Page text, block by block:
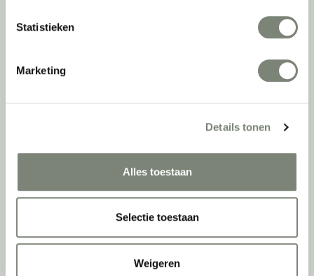
Statistieken
Marketing
Details tonen
Alles toestaan
Selectie toestaan
Weigeren
Kantoorkasten
Tafels
projectinrichter
Vacatures